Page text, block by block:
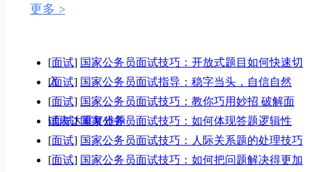
更多 >
[面试] 国家公务员面试技巧：开放式题目如何快速切
入
[面试] 国家公务员面试指导：稳字当头，自信自然
[面试] 国家公务员面试技巧：教你巧用妙招 破解面
试表达重复难题
[面试] 国家公务员面试技巧：如何体现答题逻辑性
[面试] 国家公务员面试技巧：人际关系题的处理技巧
[面试] 国家公务员面试技巧：如何把问题解决得更加